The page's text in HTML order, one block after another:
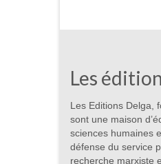
Les
Les Editions Delga,
sont une maison
sciences humaines
défense du service
recherche marxiste